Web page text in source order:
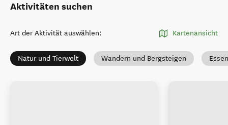
Aktivitäten suchen
Art der Aktivität auswählen: Kartenansicht
Natur und Tierwelt Wandern und Bergsteigen